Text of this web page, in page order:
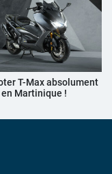
T-Max absolument
Martinique !